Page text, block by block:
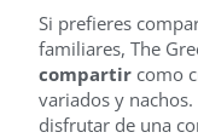
Si prefieres
familiares, The
compartir como
variados y
disfrutar de una